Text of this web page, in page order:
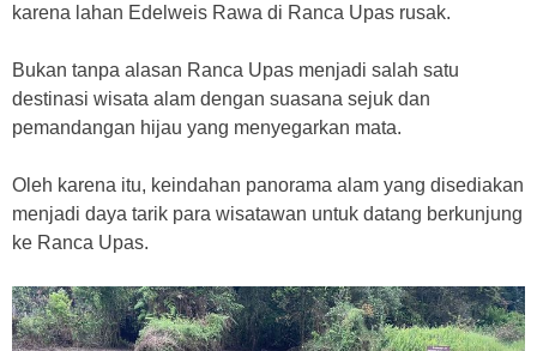
karena lahan Edelweis Rawa di Ranca Upas rusak.
Bukan tanpa alasan Ranca Upas menjadi salah satu
destinasi wisata alam dengan suasana sejuk dan
pemandangan hijau yang menyegarkan mata.
Oleh karena itu, keindahan panorama alam yang disediakan
menjadi daya tarik para wisatawan untuk datang berkunjung
ke Ranca Upas.